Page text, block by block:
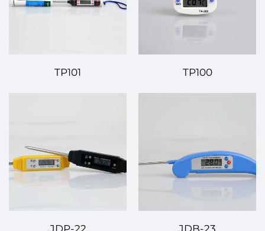
TP101 TP100
JDP-22 JDB-23